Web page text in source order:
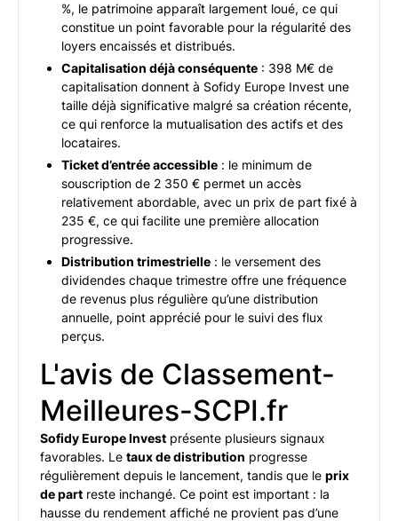
%, le patrimoine apparaît largement loué, ce qui
constitue un point favorable pour la régularité des
loyers encaissés et distribués.
Capitalisation déjà conséquente : 398 M€ de
capitalisation donnent à Sofidy Europe Invest une
taille déjà significative malgré sa création récente,
ce qui renforce la mutualisation des actifs et des
locataires.
Ticket d’entrée accessible : le minimum de
souscription de 2 350 € permet un accès
relativement abordable, avec un prix de part fixé à
235 €, ce qui facilite une première allocation
progressive.
Distribution trimestrielle : le versement des
dividendes chaque trimestre offre une fréquence
de revenus plus régulière qu’une distribution
annuelle, point apprécié pour le suivi des flux
perçus.
L'avis de Classement-
Meilleures-SCPI.fr
Sofidy Europe Invest présente plusieurs signaux
favorables. Le taux de distribution progresse
régulièrement depuis le lancement, tandis que le prix
de part reste inchangé. Ce point est important : la
hausse du rendement affiché ne provient pas d’une